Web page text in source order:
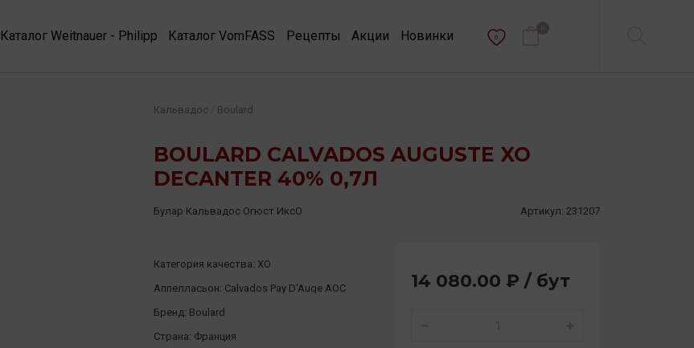
Каталог Weitnauer - Philipp Каталог VomFASS Рецепты Акции Новинки 0
BOULARD CALVADOS AUGUSTE XO
DECANTER 40% 0,7Л
Кальвадос Boulard
Булар Кальвадос Огюст ИксО Артикул: 231207
Категория качества: XO
Аппелласьон: Calvados Pay D'Auge AOC
Бренд: Boulard
Страна: Франция
14 080.00 ₽ / бут